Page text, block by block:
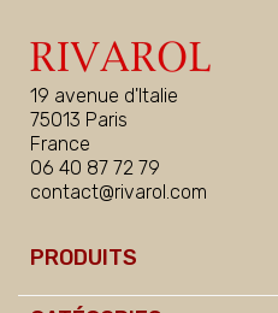
19 avenue d'Italie
75013 Paris
France
06 40 87 72 79
contact@rivarol.com
PRODUITS